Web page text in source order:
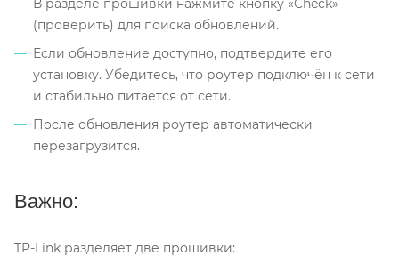
В разделе прошивки нажмите кнопку «Check»
(проверить) для поиска обновлений.
Если обновление доступно, подтвердите его
установку. Убедитесь, что роутер подключён к сети
и стабильно питается от сети.
После обновления роутер автоматически
перезагрузится.
Важно:
TP-Link разделяет две прошивки: